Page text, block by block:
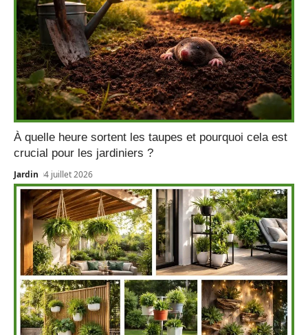
À quelle heure sortent les taupes et pourquoi cela est
crucial pour les jardiniers ?
Jardin 4 juillet 2026